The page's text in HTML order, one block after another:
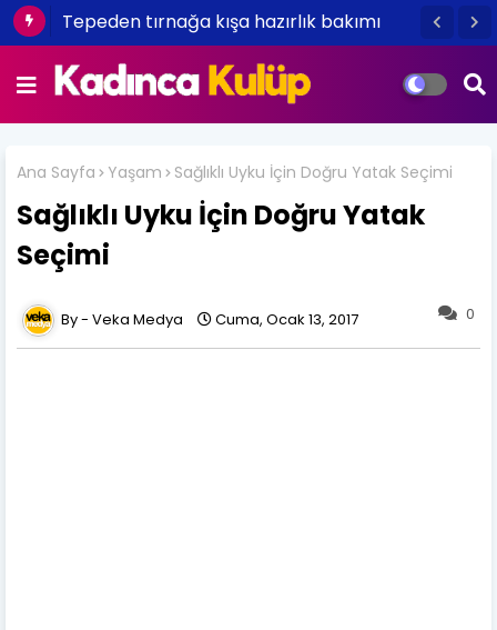
Cuento Dancer ile Yılbaşı Partisi İçin
Ana Sayfa Yaşam Sağlıklı Uyku İçin Doğru Yatak Seçimi
Sağlıklı Uyku İçin Doğru Yatak
Seçimi
0
Veka Medya Cuma, Ocak 13, 2017